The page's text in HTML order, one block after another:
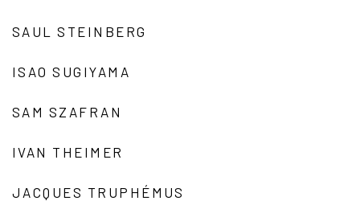
SAUL STEINBERG
ISAO SUGIYAMA
SAM SZAFRAN
IVAN THEIMER
JACQUES TRUPHÉMUS